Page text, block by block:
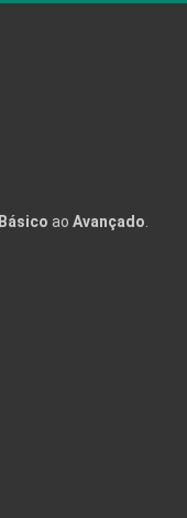
Básico ao Avançado